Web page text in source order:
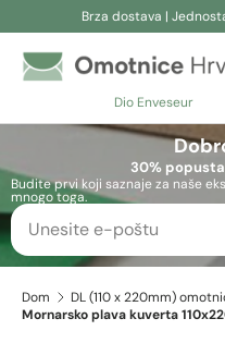
Brza dostava |
Dio Enveseur
Pretraživanje
Pretraživanje
30%
Budite prvi koji saznaje za naše
mnogo toga.
Dom
DL (110 x 220mm)
Mornarsko plava kuverta